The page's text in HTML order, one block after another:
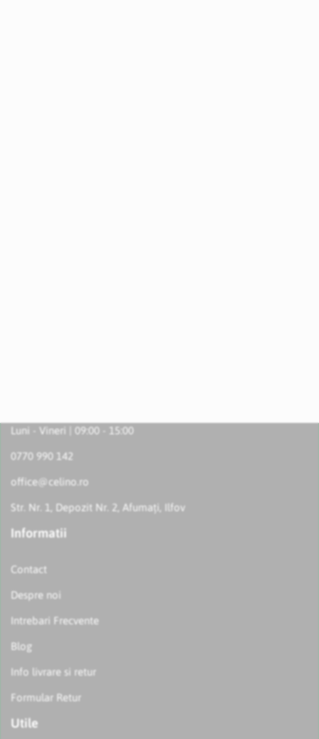
Luni - Vineri | 09:00 - 15:00
0770 990 142
office@celino.ro
Str. Nr. 1, Depozit Nr. 2, Afumați, Ilfov
Informatii
Contact
Despre noi
Intrebari Frecvente
Blog
Info livrare si retur
Formular Retur
Utile